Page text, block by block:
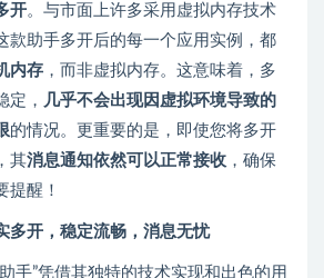
开。与市面上许多采用虚拟内存技术
款助手多开后的每一个应用实例，都
内存 ，而非虚拟内存。这意味着，多
定， 几乎不会出现因虚拟环境导致的
的情况。更重要的是，即使您将多开
其消息通知依然可以正常接收 ，确保
提醒！
多开，稳定流畅，消息无忧
手”凭借其独特的技术实现和出色的用